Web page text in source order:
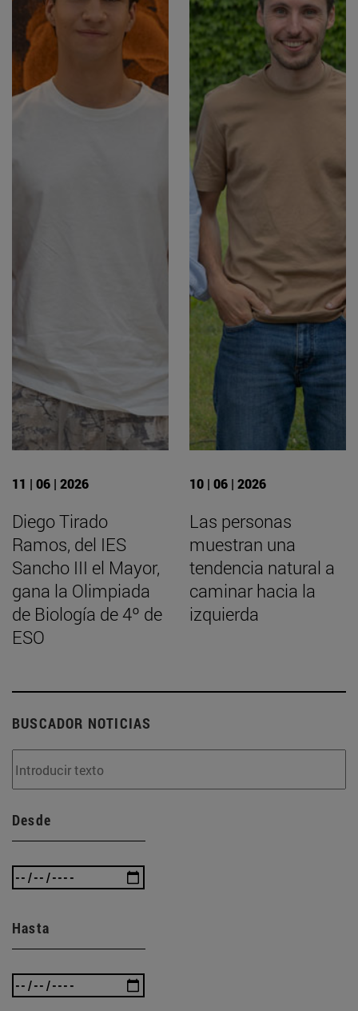
11 | 06 | 2026
Diego Tirado
Ramos, del IES
Sancho III el Mayor,
gana la Olimpiada
de Biología de 4º de
ESO
10 | 06 | 2026
Las personas
muestran una
tendencia natural a
caminar hacia la
izquierda
BUSCADOR NOTICIAS
Desde
Hasta